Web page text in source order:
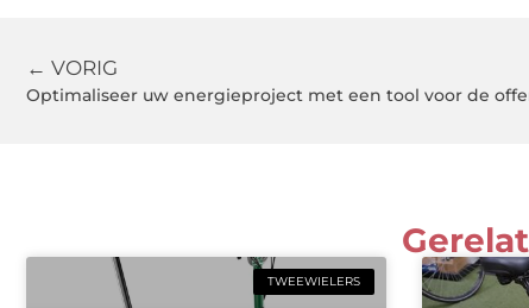
← VORIG
Optimaliseer uw energieproject met een tool voor de
TWEEWIELERS